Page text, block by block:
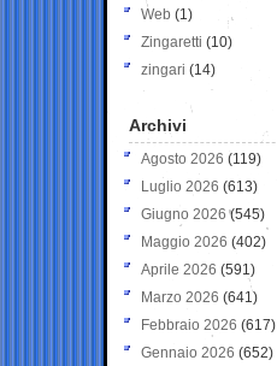
Web (1)
Zingaretti (10)
zingari (14)
Archivi
Agosto 2026 (119)
Luglio 2026 (613)
Giugno 2026 (545)
Maggio 2026 (402)
Aprile 2026 (591)
Marzo 2026 (641)
Febbraio 2026 (617)
Gennaio 2026 (652)